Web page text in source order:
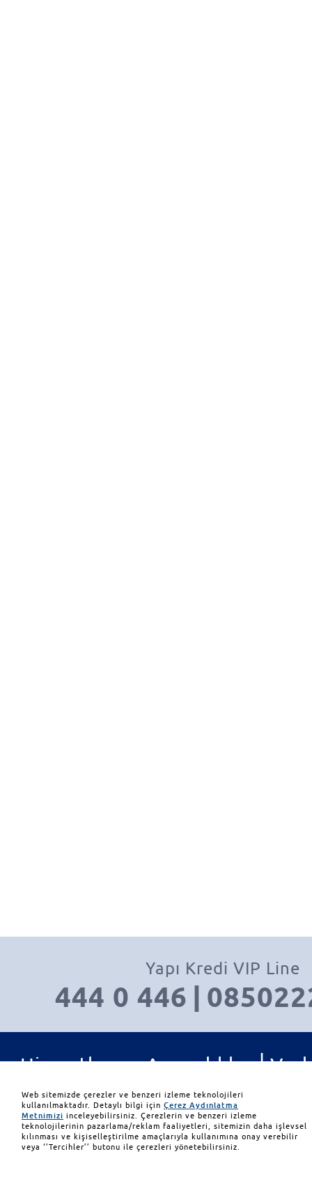
Yapı Kredi VIP Line
444 0 446 |
Hizmetler ve Ayrıcalıklar |
Yatırım Ürünleri | İletişim
© 2026 Yapı ve Kredi
Web sitemizde çerezler ve benzeri izleme teknolojileri
kullanılmaktadır. Detaylı bilgi için Çerez Aydınlatma
Metnimizi inceleyebilirsiniz. Çerezlerin ve benzeri izleme
teknolojilerinin pazarlama/reklam faaliyetleri, sitemizin daha işlevsel
kılınması ve kişiselleştirilme amaçlarıyla kullanımına onay verebilir
veya ‘’Tercihler’’ butonu ile çerezleri yönetebilirsiniz.